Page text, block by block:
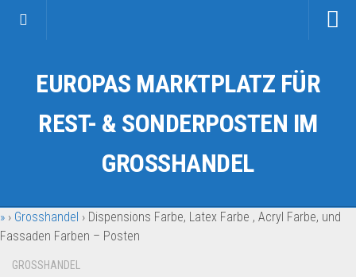
Kategorien
Auto & Motorrad
Fahrzeuge & Transport
Garten & Werkzeug
Geschäft, Büro & Schreibwaren
Geschenkartikel
EUROPAS MARKTPLATZ FÜR
REST- & SONDERPOSTEN IM
GROSSHANDEL
» › Grosshandel › Dispensions Farbe, Latex Farbe , Acryl Farbe, und
Fassaden Farben – Posten
GROSSHANDEL